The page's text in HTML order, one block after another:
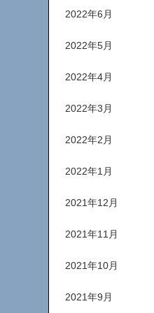
2022年6月
2022年5月
2022年4月
2022年3月
2022年2月
2022年1月
2021年12月
2021年11月
2021年10月
2021年9月